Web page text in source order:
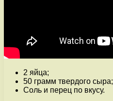
2 яйца;
50 грамм твердого сыра;
Соль и перец по вкусу.